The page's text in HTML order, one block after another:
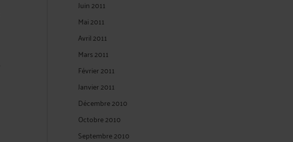
Juin 2011
Mai 2011
Avril 2011
Mars 2011
Février 2011
Janvier 2011
Décembre 2010
Octobre 2010
Septembre 2010